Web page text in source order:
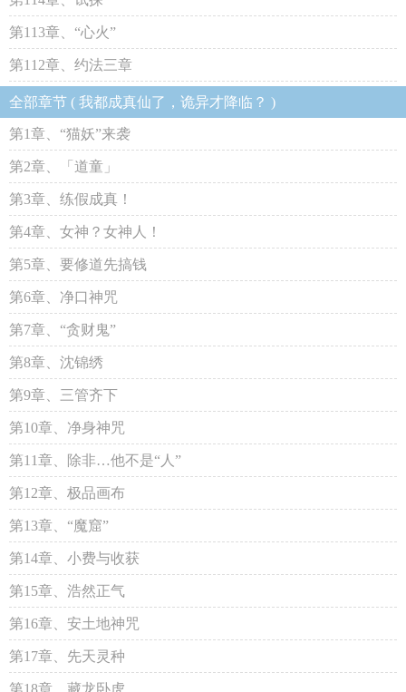
第113章、“心火”
第112章、约法三章
全部章节 ( 我都成真仙了，诡异才降临？ )
第1章、“猫妖”来袭
第2章、「道童」
第3章、练假成真！
第4章、女神？女神人！
第5章、要修道先搞钱
第6章、净口神咒
第7章、“贪财鬼”
第8章、沈锦绣
第9章、三管齐下
第10章、净身神咒
第11章、除非…他不是“人”
第12章、极品画布
第13章、“魔窟”
第14章、小费与收获
第15章、浩然正气
第16章、安土地神咒
第17章、先天灵种
第18章、藏龙卧虎